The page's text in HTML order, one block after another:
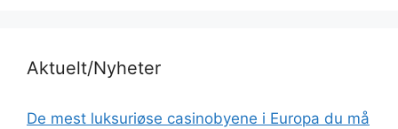
Aktuelt/Nyheter
De mest luksuriøse casinobyene i Europa du må